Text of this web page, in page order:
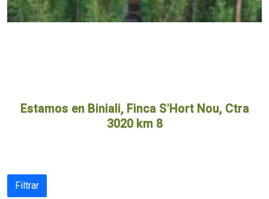
Estamos en Biniali, Finca S'Hort Nou, Ctra
3020 km 8
Filtrar